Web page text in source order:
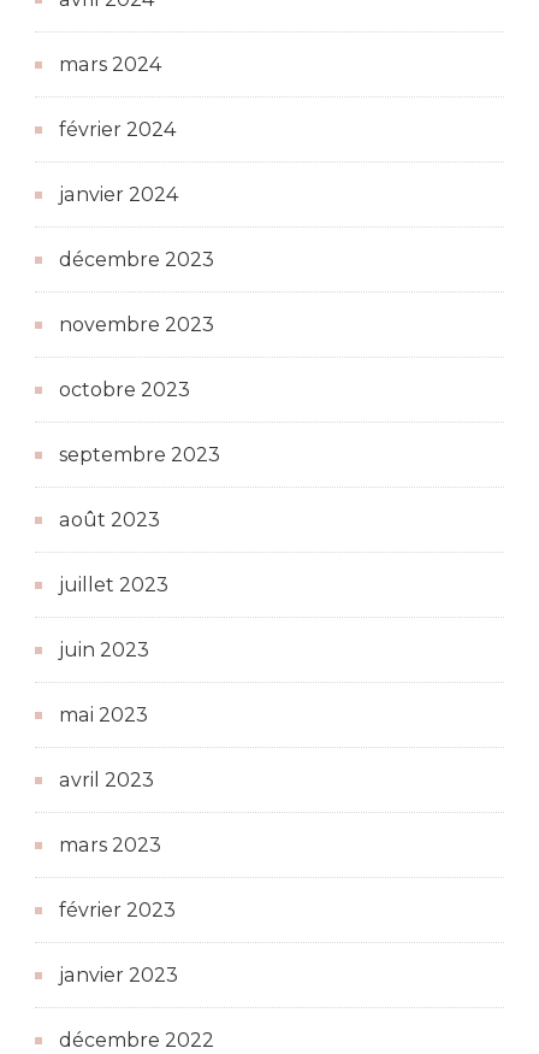
mars 2024
février 2024
janvier 2024
décembre 2023
novembre 2023
octobre 2023
septembre 2023
août 2023
juillet 2023
juin 2023
mai 2023
avril 2023
mars 2023
février 2023
janvier 2023
décembre 2022